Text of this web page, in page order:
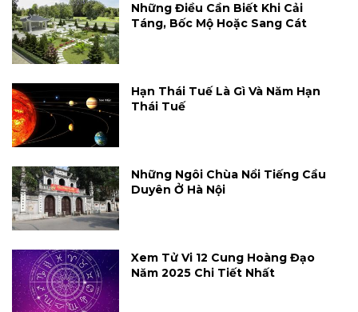
Những Điều Cần Biết Khi Cải
Táng, Bốc Mộ Hoặc Sang Cát
Hạn Thái Tuế Là Gì Và Năm Hạn
Thái Tuế
Những Ngôi Chùa Nổi Tiếng Cầu
Duyên Ở Hà Nội
Xem Tử Vi 12 Cung Hoàng Đạo
Năm 2025 Chi Tiết Nhất